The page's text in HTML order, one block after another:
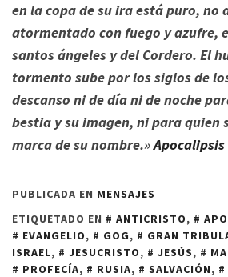
en la copa de su ira está puro, no
atormentado con fuego y azufre,
santos ángeles y del Cordero. El
tormento sube por los siglos de
descanso ni de día ni de noche
bestia y su imagen, ni para quien
marca de su nombre.»Apocalipsis
PUBLICADA EN MENSAJES
ETIQUETADO EN
ANTICRISTO,
EVANGELIO, GOG, GRAN
ISRAEL, JESUCRISTO, JESÚS,
PROFECÍA, RUSIA, SALVACIÓN,